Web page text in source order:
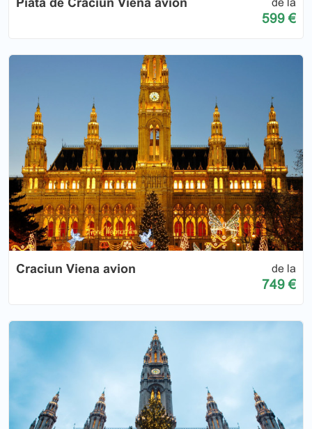
de la
599 €
Craciun Viena avion de la
749 €